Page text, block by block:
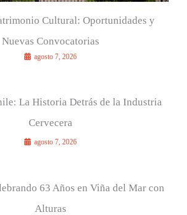
Cultural: Oportunidades y
Nuevas Convocatorias
agosto 7, 2026
La Historia Detrás de la Industria
Cervecera
agosto 7, 2026
63 Años en Viña del Mar con
Alturas